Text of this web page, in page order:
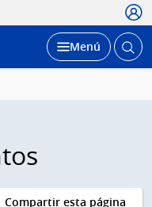
Desplegar
Menú Abrir
Compartir esta página